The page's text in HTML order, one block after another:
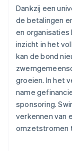
Dankzij een
de betalingen
en organisaties
inzicht in het
kan de bond
groeien. In het
name
sponsoring.
verkennen van
omzetstromen